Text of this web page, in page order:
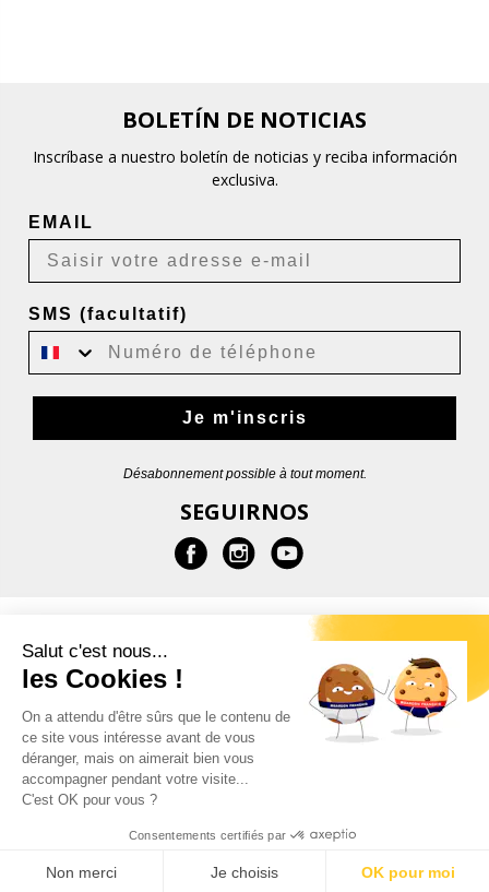
BOLETÍN DE NOTICIAS
Inscríbase a nuestro boletín de noticias y reciba información
exclusiva.
EMAIL
SMS (facultatif)
Je m'inscris
Désabonnement possible à tout moment.
SEGUIRNOS
AYUDA
CONTACTOS
© 2026 - Garçon Français |Indicaciones legales
Salut c'est nous...
les Cookies !
On a attendu d'être sûrs que le contenu de
ce site vous intéresse avant de vous
déranger, mais on aimerait bien vous
accompagner pendant votre visite...
C'est OK pour vous ?
Consentements certifiés par
Non merci Je choisis OK pour moi